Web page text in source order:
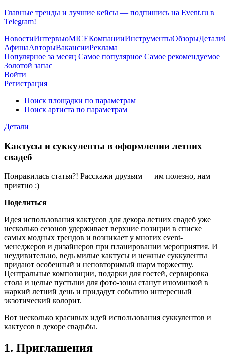
Главные тренды и лучшие кейсы — подпишись на Event.ru в
Telegram!
НовостиИнтервьюMICEКомпанииИнструментыОбзорыДетали
АфишаАвторыВакансииРеклама
Популярное за месяц Самое популярное Самое рекомендуемое
Золотой запас
Войти
Регистрация
Поиск площадки по параметрам
Поиск артиста по параметрам
Детали
Кактусы и суккуленты в оформлении летних
свадеб
Понравилась статья?! Расскажи друзьям — им полезно, нам
приятно :)
Поделиться
Идея использования кактусов для декора летних свадеб уже
несколько сезонов удерживает верхние позиции в списке
самых модных трендов и возникает у многих event-
менеджеров и дизайнеров при планировании мероприятия. И
неудивительно, ведь милые кактусы и нежные суккуленты
придают особенный и неповторимый шарм торжеству.
Центральные композиции, подарки для гостей, сервировка
стола и целые пустыни для фото-зоны станут изюминкой в
жаркий летний день и придадут событию интересный
экзотический колорит.
Вот несколько красивых идей использования суккулентов и
кактусов в декоре свадьбы.
1. Приглашения